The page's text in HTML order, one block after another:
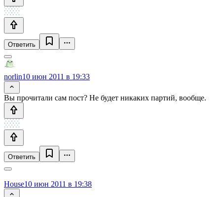
Ответить
norlin10 июн 2011 в 19:33
Вы прочитали сам пост? Не будет никаких партий, вообще.
Ответить
House10 июн 2011 в 19:38